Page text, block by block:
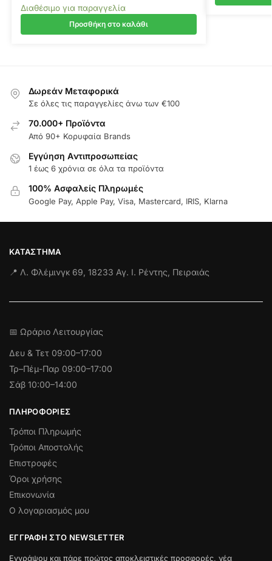
Διαθέσιμο για παραγγελία
Προσθήκη στο καλάθι
Δωρεάν Μεταφορικά
Σε όλες τις παραγγελίες άνω των €100
70.000+ Προϊόντα
Από 90+ Κορυφαία Brands
Εγγύηση Aντιπροσωπείας
1 έως 6 χρόνια σε όλα τα προϊόντα
100% Ασφαλείς Πληρωμές
Google Pay, Apple Pay, Visa, Mastercard, IRIS, Klarna
ΚΑΤΆΣΤΗΜΑ
📍 Λ. Φλέμινγκ 69, 18233 Αγ. Ι. Ρέντης, Πειραιάς
📅 Ωράριο Λειτουργίας
Δευ & Τετ 09:00–17:00
Τρ–Πέμ-Παρ 09:00–17:00
Σάβ 10:00–14:00
ΠΛΗΡΟΦΟΡΊΕΣ
Τρόποι Πληρωμής
Τρόποι Αποστολής
Επιστροφές
Όροι χρήσης
Επικονωνία
Ο λογαριασμός μου
ΕΓΓΡΑΦΉ ΣΤΟ NEWSLETTER
Εγγράψου και πάρε πρώτος αποκλειστικές προσφορές, νέα